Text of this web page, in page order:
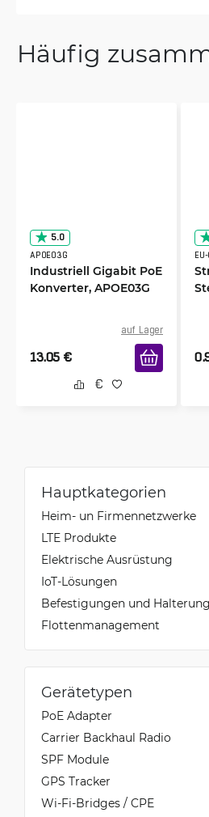
Häufig
5.0
APOE03G
Industriell Gigabit PoE
Konverter, APOE03G
auf Lager
13.05 €
Hauptkategorien
Heim- un Firmennetzwerke
LTE Produkte
Elektrische Ausrüstung
IoT-Lösungen
Befestigungen und
Flottenmanagement
Gerätetypen
PoE Adapter
Carrier Backhaul Radio
SPF Module
GPS Tracker
Wi-Fi-Bridges / CPE